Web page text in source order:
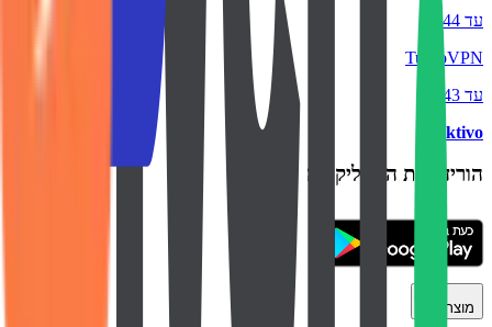
עד ₪44
TurboVPN
עד ₪43
backtivo
הורידו את האפליקציה
מוצר